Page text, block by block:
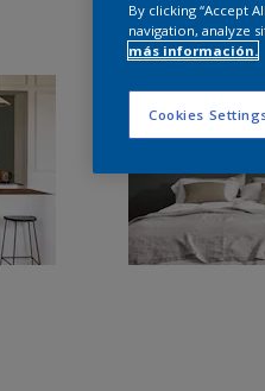
By clicking “Accept
navigation, analyze
más información.
Cookies